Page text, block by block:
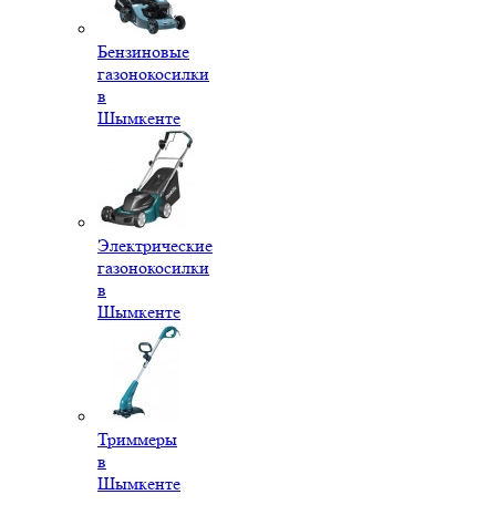
Бензиновые
газонокосилки
в
Шымкенте
Электрические
газонокосилки
в
Шымкенте
Триммеры
в
Шымкенте